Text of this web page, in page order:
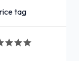
tag